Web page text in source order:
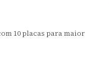
10 placas para maior